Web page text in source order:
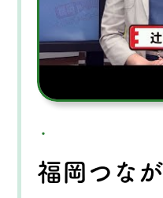
・
福岡つな